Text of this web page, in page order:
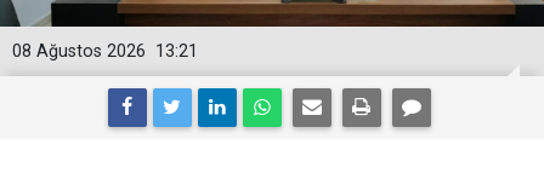
13:21
08 Ağustos 2026